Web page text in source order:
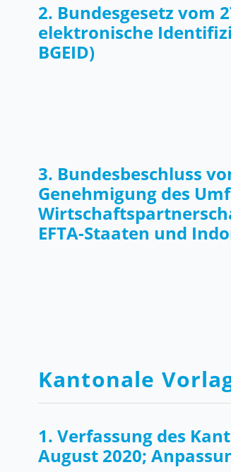
2. Bundesgesetz vom
elektronische
BGEID)
3. Bundesbeschluss
Genehmigung des
EFTA-Staaten und
Kantonale
1. Verfassung des
August 2020;